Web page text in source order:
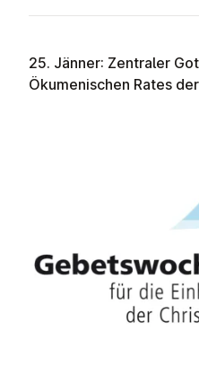
25. Jänner: Zentraler
Ökumenischen Rates